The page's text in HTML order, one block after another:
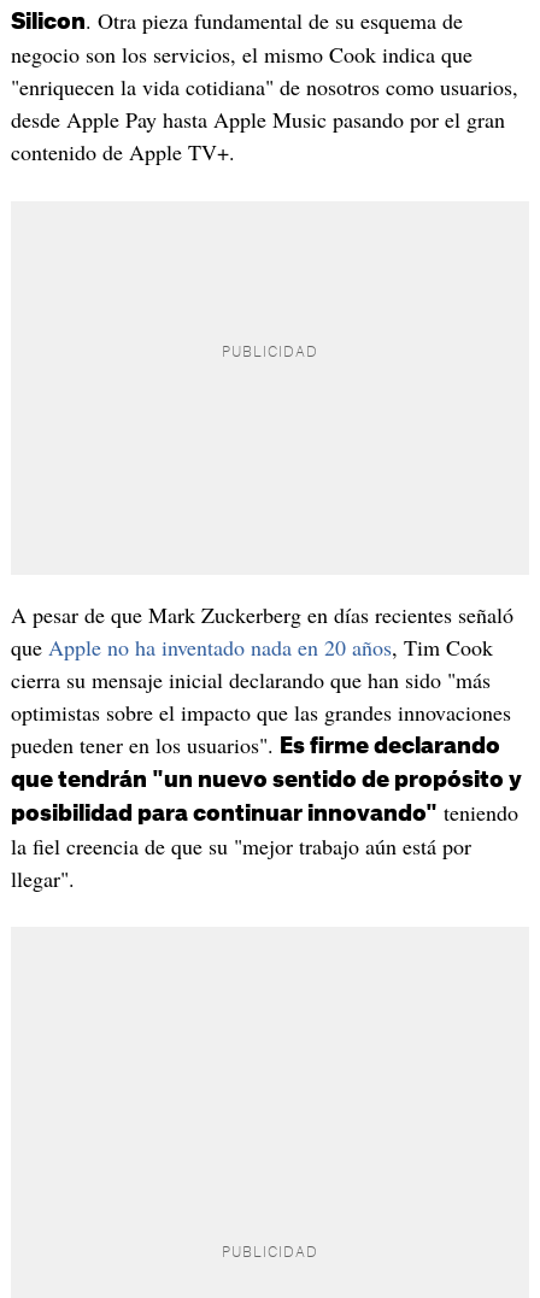
Silicon. Otra pieza fundamental de su esquema de
negocio son los servicios, el mismo Cook indica que
"enriquecen la vida cotidiana" de nosotros como usuarios,
desde Apple Pay hasta Apple Music pasando por el gran
contenido de Apple TV+.
A pesar de que Mark Zuckerberg en días recientes señaló
que Apple no ha inventado nada en 20 años, Tim Cook
cierra su mensaje inicial declarando que han sido "más
optimistas sobre el impacto que las grandes innovaciones
pueden tener en los usuarios".
Es firme declarando
que tendrán "un nuevo sentido de propósito y
posibilidad para continuar innovando" teniendo
la fiel creencia de que su "mejor trabajo aún está por
llegar".